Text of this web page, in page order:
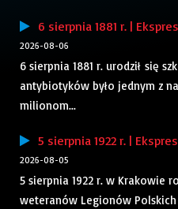
6 sierpnia 1881 r. |
2026-08-06
6 sierpnia 1881 r. urodził się
antybiotyków było jednym z
milionom...
5 sierpnia 1922 r. |
2026-08-05
5 sierpnia 1922 r. w Krakowie
weteranów Legionów Polskich